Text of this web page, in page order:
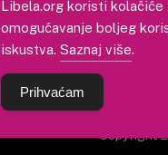
Copyright
Libela.org koristi kolačiće
omogućavanje boljeg
iskustva. Saznaj više.
Prihvaćam